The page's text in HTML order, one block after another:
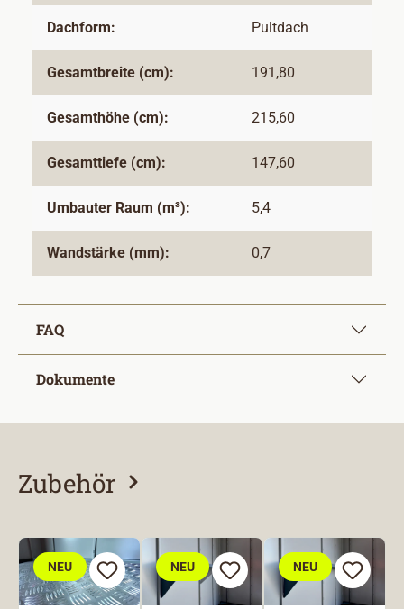
Dachform: Pultdach
Gesamtbreite (cm): 191,80
Gesamthöhe (cm): 215,60
Gesamttiefe (cm): 147,60
Umbauter Raum (m³): 5,4
Wandstärke (mm): 0,7
FAQ
Dokumente
Zubehör
NEU NEU NEU